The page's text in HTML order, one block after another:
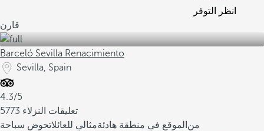
انظر التوفر
قارن
Barceló Sevilla Renacimiento
Sevilla, Spain
4.3/5
5773 تعليقات النزلاء
الموقع في منطقة هادئةمثالي للعائلاتحوض سباحة
من